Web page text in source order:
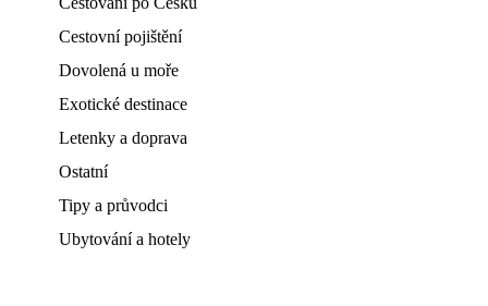
Cestovní pojištění
Dovolená u moře
Exotické destinace
Letenky a doprava
Ostatní
Tipy a průvodci
Ubytování a hotely